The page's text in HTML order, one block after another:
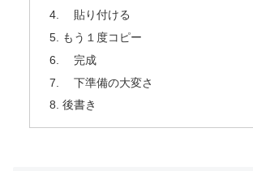
貼り付ける
もう１度コピー
完成
下準備の大変さ
後書き